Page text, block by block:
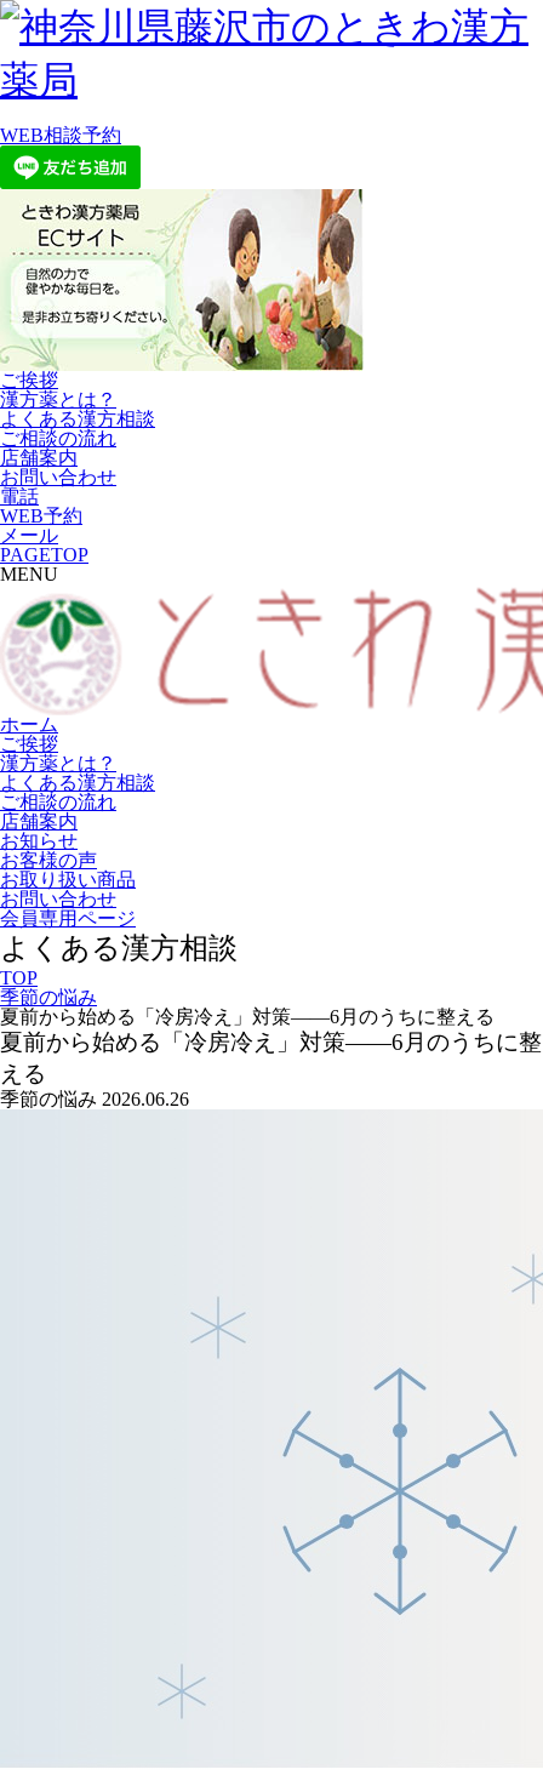
WEB相談予約
ご挨拶
漢方薬とは？
よくある漢方相談
ご相談の流れ
店舗案内
お問い合わせ
電話
WEB予約
メール
PAGETOP
MENU
ホーム
ご挨拶
漢方薬とは？
よくある漢方相談
ご相談の流れ
店舗案内
お知らせ
お客様の声
お取り扱い商品
お問い合わせ
会員専用ページ
よくある漢方相談
TOP
季節の悩み
夏前から始める「冷房冷え」対策――6月のうちに整える
夏前から始める「冷房冷え」対策――6月のうちに整
える
季節の悩み 2026.06.26